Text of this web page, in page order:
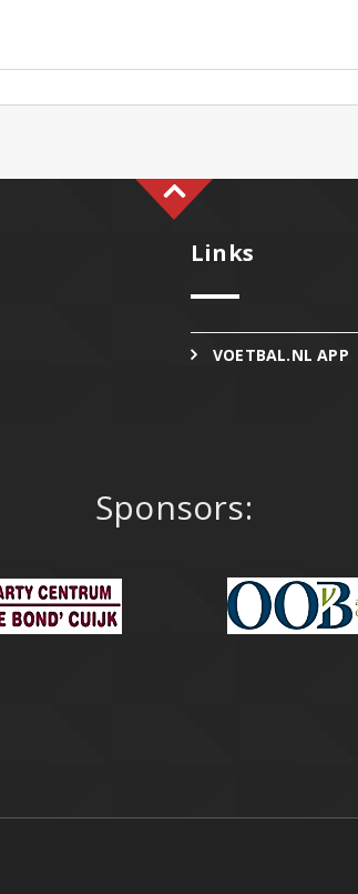
Links
VOETBAL.NL APP
Sponsors: